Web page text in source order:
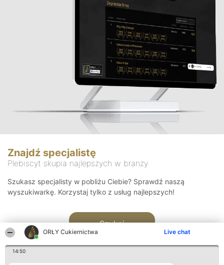
ORŁY Cukiernictwa Live chat
14:50
Znajdź specjalistę
Plebiscyt skupia najlepszych w branży
Szukasz specjalisty w pobliżu Ciebie? Sprawdź naszą
wyszukiwarkę. Korzystaj tylko z usług najlepszych!
Szukaj